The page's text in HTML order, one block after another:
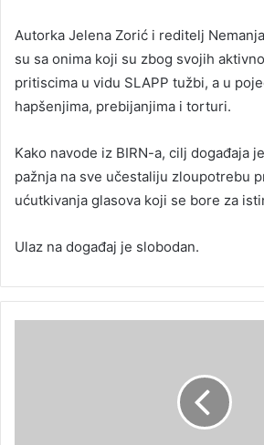
Autorka Jelena Zorić i reditelj
su sa onima koji su zbog svojih
pritiscima u vidu SLAPP tužbi, a u
hapšenjima, prebijanjima i torturi.
Kako navode iz BIRN-a, cilj događaja
pažnja na sve učestaliju zloupotrebu
ućutkivanja glasova koji se bore za
Ulaz na događaj je slobodan.